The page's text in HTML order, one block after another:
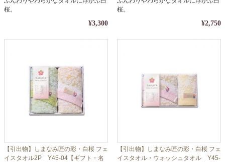
桜。
¥3,300
桜。
¥2,750
【引出物】しまなみ匠の彩・白桜 フェ
イスタオル2P Y45-04【ギフト・名
【引出物】しまなみ匠の彩・白桜 フェ
イスタオル・ウォッシュタオル Y45-